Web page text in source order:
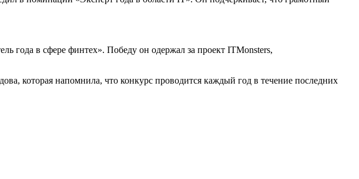
года в сфере финтех». Победу он одержал за проект ITMonsters,
которая напомнила, что конкурс проводится каждый год в течение последних